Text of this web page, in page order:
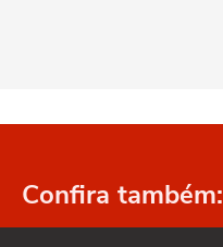
Confira também: